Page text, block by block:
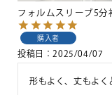
フォルムスリーブ5分
購入者
投稿日 2025/04/07
形もよく、丈もよく